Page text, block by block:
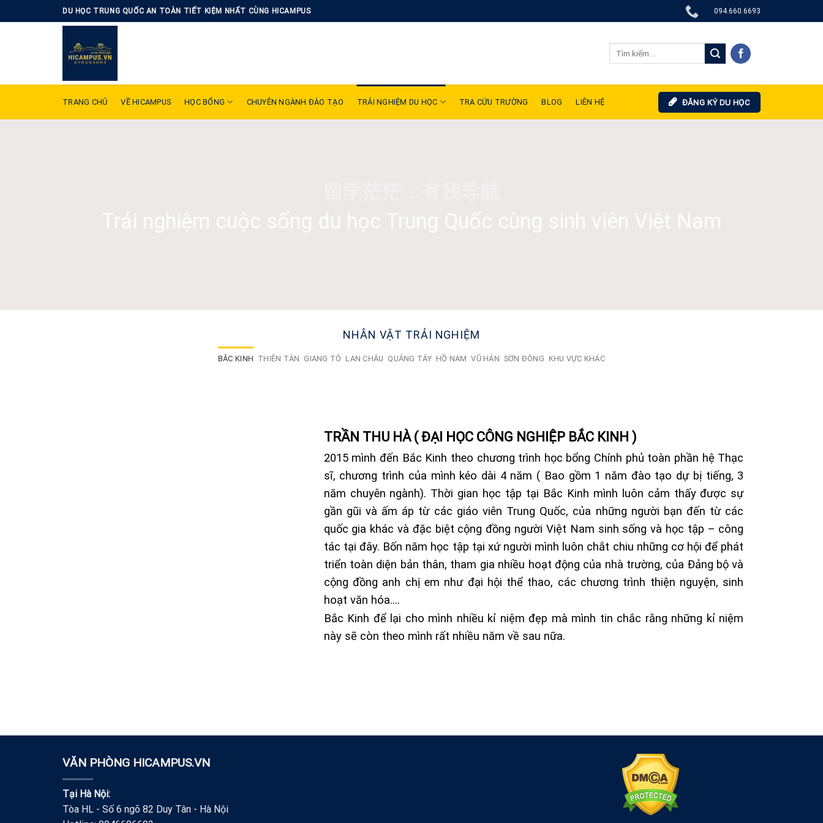
to
DU HỌC TRUNG QUỐC AN TOÀN TIẾT KIỆM NHẤT CÙNG HICAMPUS 094.660.6693
TRANG CHỦ VỀ HICAMPUS HỌC BỔNG CHUYÊN NGÀNH ĐÀO TẠO TRẢI NGHIỆM DU HỌC TRA CỨU TRƯỜNG BLOG LIÊN HỆ ĐĂNG KÝ DU HỌC
NHÂN VẬT TRẢI NGHIỆM
BẮC KINH THIÊN TÂN GIANG TÔ LAN CHÂU QUẢNG TÂY HỒ NAM VŨ HÁN SƠN ĐÔNG KHU VỰC KHÁC
TRẦN THU HÀ ( ĐẠI HỌC CÔNG NGHIỆP BẮC KINH )
2015 mình đến Bắc Kinh theo chương trình học bổng Chính phủ toàn phần hệ Thạc
sĩ, chương trình của mình kéo dài 4 năm ( Bao gồm 1 năm đào tạo dự bị tiếng, 3
năm chuyên ngành). Thời gian học tập tại Bắc Kinh mình luôn cảm thấy được sự
gần gũi và ấm áp từ các giáo viên Trung Quốc, của những người bạn đến từ các
quốc gia khác và đặc biệt cộng đồng người Việt Nam sinh sống và học tập – công
tác tại đây. Bốn năm học tập tại xứ người mình luôn chắt chiu những cơ hội để phát
triển toàn diện bản thân, tham gia nhiều hoạt động của nhà trường, của Đảng bộ và
cộng đồng anh chị em như đại hội thể thao, các chương trình thiện nguyện, sinh
hoạt văn hóa….
Bắc Kinh để lại cho mình nhiều kỉ niệm đẹp mà mình tin chắc rằng những kỉ niệm
này sẽ còn theo mình rất nhiều năm về sau nữa.
VĂN PHÒNG HICAMPUS.VN
Tại Hà Nội:
Tòa HL - Số 6 ngõ 82 Duy Tân - Hà Nội